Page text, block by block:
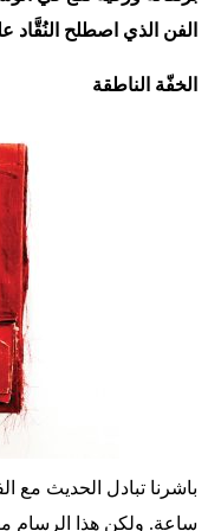
الفن الذي اصطلح النُقَّاد
الخفّة الناطقة
باشرنا تبادل الحديث مع
ساعة. ولكن هذا الرسام